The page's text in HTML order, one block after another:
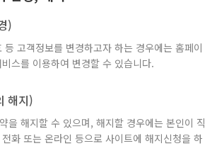
)
고객정보를 변경하고자 하는 경우에는 홈페이
스를 이용하여 변경할 수 있습니다.
해지)
을 해지할 수 있으며, 해지할 경우에는 본인이 직
화 또는 온라인 등으로 사이트에 해지신청을 하